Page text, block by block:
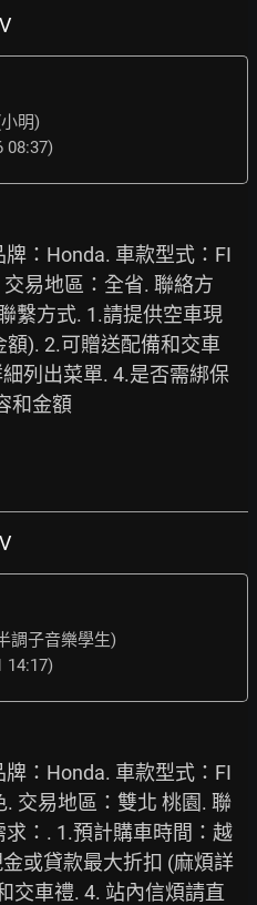
明)
08:37)
：Honda. 車款型式：FI
易地區：全省. 聯絡方
繫方式. 1.請提供空車現
). 2.可贈送配備和交車
列出菜單. 4.是否需綁保
和金額
調子音樂學生)
14:17)
：Honda. 車款型式：FI
. 交易地區：雙北 桃園. 聯
：. 1.預計購車時間：越
或貸款最大折扣 (麻煩詳
交車禮. 4. 站內信煩請直